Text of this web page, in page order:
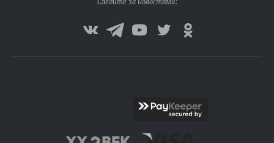
Следите за новостями: